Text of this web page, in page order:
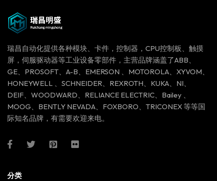
瑞昌自动化提供各种模块、卡件，控制器，CPU控制板、触摸
屏，伺服驱动器等工业设备零部件，主营品牌涵盖了ABB、
GE、PROSOFT、A-B、EMERSON 、MOTOROLA、XYVOM、
HONEYWELL 、SCHNEIDER、REXROTH、KUKA、NI、
DEIF、WOODWARD、RELIANCE ELECTRIC、Bailey 、
MOOG、BENTLY NEVADA、FOXBORO、TRICONEX 等等国
际知名品牌，有需要欢迎来电。
分类